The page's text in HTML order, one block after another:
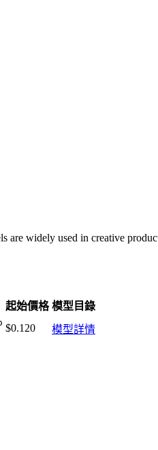
are widely used in creative
起始價格 模型目錄
$0.120 模型詳情